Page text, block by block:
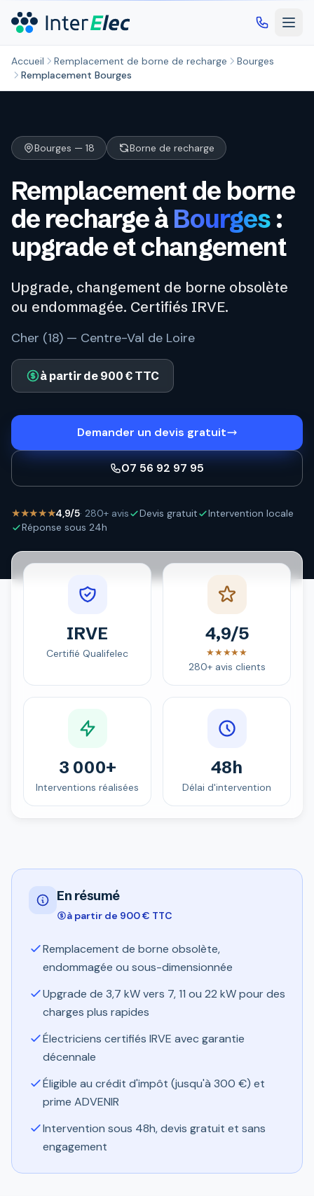
Accueil Remplacement de borne de recharge
Bourges
Remplacement Bourges
Bourges — 18 Borne de recharge
Remplacement de borne
de recharge à Bourges :
upgrade et changement
Upgrade, changement de borne obsolète
ou endommagée. Certifiés IRVE.
Cher (18) — Centre-Val de Loire
à partir de 900 € TTC
Demander un devis gratuit
07 56 92 97 95
★★★★★4,9/5· 280+ avis Devis gratuit
Intervention locale
Réponse sous 24h
IRVE
Certifié Qualifelec
4,9/5
★★★★★
280+ avis clients
3 000+
Interventions réalisées
48h
Délai d'intervention
En résumé
à partir de 900 € TTC
Remplacement de borne obsolète,
endommagée ou sous-dimensionnée
Upgrade de 3,7 kW vers 7, 11 ou 22 kW pour des
charges plus rapides
Électriciens certifiés IRVE avec garantie
décennale
Éligible au crédit d'impôt (jusqu'à 300 €) et
prime ADVENIR
Intervention sous 48h, devis gratuit et sans
engagement